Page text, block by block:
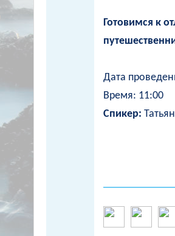
Готовимся к
Дата
Время: 11:00
Спикер: